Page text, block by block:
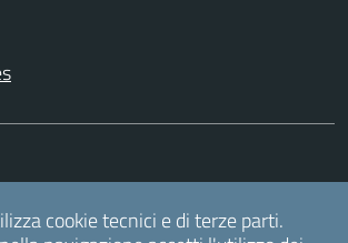
Youtube
cookie tecnici e di terze parti.